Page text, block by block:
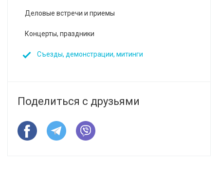
Деловые встречи и приемы
Концерты, праздники
Съезды, демонстрации, митинги
Поделиться с друзьями